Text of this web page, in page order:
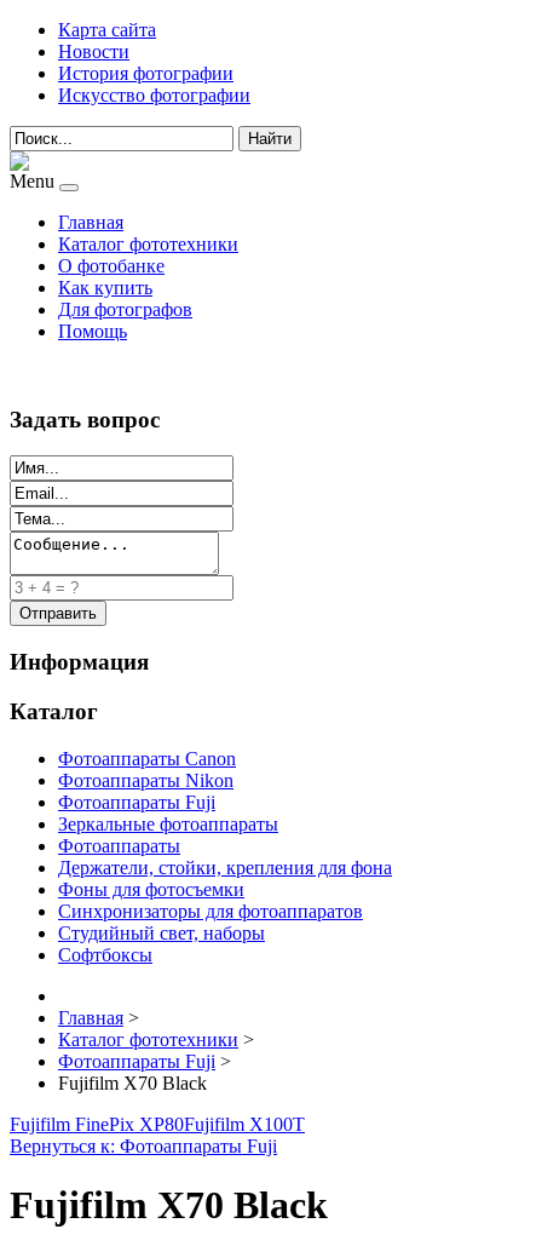
Карта сайта
Новости
История фотографии
Искусство фотографии
Найти
Menu
Главная
Каталог фототехники
О фотобанке
Как купить
Для фотографов
Помощь
Задать вопрос
Информация
Каталог
Фотоаппараты Canon
Фотоаппараты Nikon
Фотоаппараты Fuji
Зеркальные фотоаппараты
Фотоаппараты
Держатели, стойки, крепления для фона
Фоны для фотосъемки
Синхронизаторы для фотоаппаратов
Студийный свет, наборы
Софтбоксы
Главная >
Каталог фототехники >
Фотоаппараты Fuji >
Fujifilm X70 Black
Fujifilm FinePix XP80Fujifilm X100T
Вернуться к: Фотоаппараты Fuji
Fujifilm X70 Black